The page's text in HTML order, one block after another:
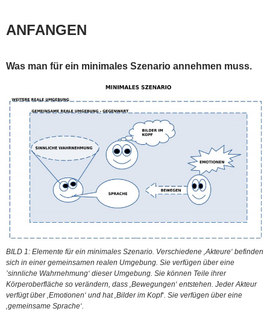
ANFANGEN
Was man für ein minimales Szenario annehmen muss.
BILD 1: Elemente für ein minimales Szenario. Verschiedene ‚Akteure‘ befinden
sich in einer gemeinsamen realen Umgebung. Sie verfügen über eine
’sinnliche Wahrnehmung‘ dieser Umgebung. Sie können Teile ihrer
Körperoberfläche so verändern, dass ‚Bewegungen‘ entstehen. Jeder Akteur
verfügt über ‚Emotionen‘ und hat ‚Bilder im Kopf‘. Sie verfügen über eine
‚gemeinsame Sprache‘.